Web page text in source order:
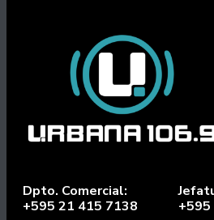
Dpto. Comercial:
+595 21 415 7138